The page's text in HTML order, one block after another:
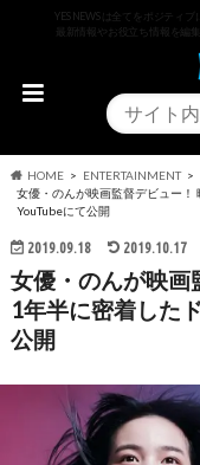
YESNEWSは全てをポジティ
最新情報やお役立ち情報を編
HOME
ENTERTAINMENT
女優・のんが映画監督デビュー！
YouTubeにて公開
2019.09.18 2019.10.17
女優・のんが映画
1年半に密着した
公開